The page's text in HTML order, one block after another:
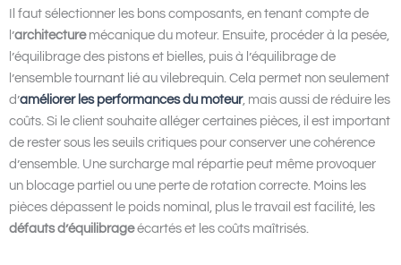
Il faut sélectionner les bons composants, en tenant compte de
l’architecturemécanique du moteur. Ensuite, procéder à la pesée,
l’équilibrage des pistons et bielles, puis à l’équilibrage de
l’ensemble tournant lié au vilebrequin. Cela permet non seulement
d’améliorer les performances du moteur, mais aussi de réduire les
coûts. Si le client souhaite alléger certaines pièces, il est important
de rester sous les seuils critiques pour conserver une cohérence
d’ensemble. Une surcharge mal répartie peut même provoquer
un blocage partiel ou une perte de rotation correcte. Moins les
pièces dépassent le poids nominal, plus le travail est facilité, les
défauts d’équilibrageécartés et les coûts maîtrisés.